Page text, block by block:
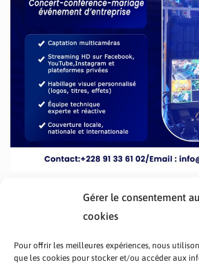
Gérer le consentement
cookies
Pour offrir les meilleures expériences, nous
que les cookies pour stocker et/ou accéder aux